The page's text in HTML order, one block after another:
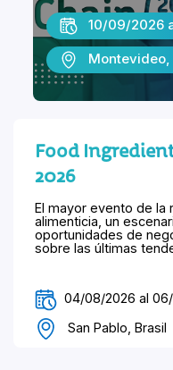
10/09/2026
Food
2026
El mayor evento de la
alimenticia, un
oportunidades de
sobre las últimas
04/08/2026 al
San Pablo, Brasil